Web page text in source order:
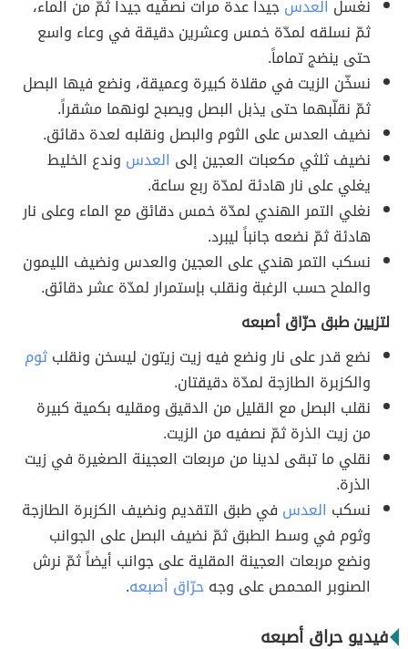
نغسل العدسجيداً عدة مرات نصفّيه جيداً ثمّ من الماء،
ثمّ نسلقه لمدّة خمس وعشرين دقيقة في وعاء واسع
حتى ينضج تماماً.
نسخّن الزيت في مقلاة كبيرة وعميقة، ونضع فيها البصل
ثمّ نقلّبهما حتى يذبل البصل ويصبح لونهما مشقراً.
نضيف العدس على الثوم والبصل ونقلبه لعدة دقائق.
نضيف ثلثي مكعبات العجين إلى العدس وندع الخليط
يغلي على نار هادئة لمدّة ربع ساعة.
نغلي التمر الهندي لمدّة خمس دقائق مع الماء وعلى نار
هادئة ثمّ نضعه جانباً ليبرد.
نسكب التمر هندي على العجين والعدس ونضيف الليمون
والملح حسب الرغبة ونقلب بإستمرار لمدّة عشر دقائق.
لتزيين طبق حرّاق أصبعه
نضع قدر على نار ونضع فيه زيت زيتون ليسخن ونقلبثوم
والكزبرة الطازجة لمدّة دقيقتان.
نقلب البصل مع القليل من الدقيق ومقليه بكمية كبيرة
من زيت الذرة ثمّ نصفيه من الزيت.
نقلي ما تبقى لدينا من مربعات العجينة الصغيرة في زيت
الذرة.
نسكب العدس في طبق التقديم ونضيف الكزبرة الطازجة
وثوم في وسط الطبق ثمّ نضيف البصل على الجوانب
ونضع مربعات العجينة المقلية على جوانب أيضاً ثمّ نرش
الصنوبر المحمص على وجهحرّاق أصبعه.
فيديو حراق أصبعه